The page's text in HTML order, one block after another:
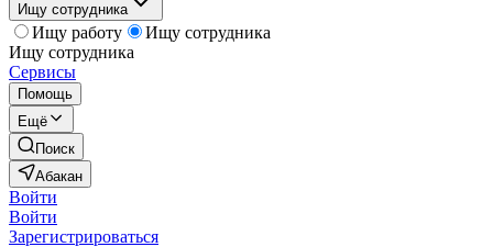
Ищу сотрудника
Ищу работу
Ищу сотрудника
Ищу сотрудника
Сервисы
Помощь
Ещё
Поиск
Абакан
Войти
Войти
Зарегистрироваться